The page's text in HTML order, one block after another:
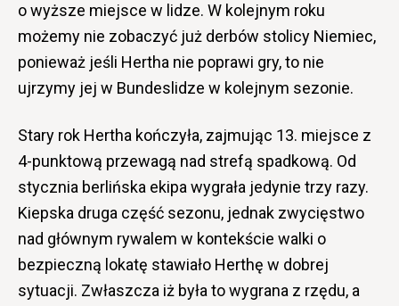
o wyższe miejsce w lidze. W kolejnym roku
możemy nie zobaczyć już derbów stolicy Niemiec,
ponieważ jeśli Hertha nie poprawi gry, to nie
ujrzymy jej w Bundeslidze w kolejnym sezonie.
Stary rok Hertha kończyła, zajmując 13. miejsce z
4-punktową przewagą nad strefą spadkową. Od
stycznia berlińska ekipa wygrała jedynie trzy razy.
Kiepska druga część sezonu, jednak zwycięstwo
nad głównym rywalem w kontekście walki o
bezpieczną lokatę stawiało Herthę w dobrej
sytuacji. Zwłaszcza iż była to wygrana z rzędu, a